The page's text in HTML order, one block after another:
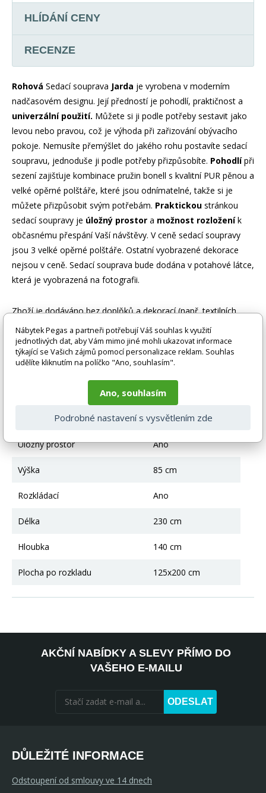
HLÍDÁNÍ CENY
RECENZE
Rohová Sedací souprava Jarda je vyrobena v moderním
nadčasovém designu. Její předností je pohodlí, praktičnost a
univerzální použití. Můžete si ji podle potřeby sestavit jako
levou nebo pravou, což je výhoda při zařizování obývacího
pokoje. Nemusíte přemýšlet do jakého rohu postavíte sedací
soupravu, jednoduše ji podle potřeby přizpůsobíte. Pohodlípři
sezení zajišťuje kombinace pružin bonell s kvalitní PUR pěnou a
velké opěrné polštáře, které jsou odnímatelné, takže si je
můžete přizpůsobit svým potřebám. Praktickou stránkou
sedací soupravy je úložný prostor a možnost rozloženík
občasnému přespání Vaší návštěvy. V ceně sedací soupravy
jsou 3 velké opěrné polštáře. Ostatní vyobrazené dekorace
nejsou v ceně. Sedací souprava bude dodána v potahové látce,
která je vyobrazená na fotografii.
Zboží je dodáváno bez doplňků a dekorací (např. textilních
Pokud není uvedeno jinak. Většinou je zboží dodáváno v
demontovaném stavu, dle charakteru zboží. Fotografie mohou
být i ilustrační a barva produktu nemusí odpovídat skutečnosti
vlivem nastavení monitoru a převodem do el. podoby. V
případě nejasností kontaktujte naše klientské centrum
pegas@nabytek-pegas.cz či volejte 777244446.
Technické parametry
Úložný prostor Ano
Výška 85 cm
Rozkládací Ano
Délka 230 cm
Hloubka 140 cm
Plocha po rozkladu 125x200 cm
AKČNÍ NABÍDKY A SLEVY PŘÍMO DO
VAŠEHO E-MAILU
ODESLAT
DŮLEŽITÉ INFORMACE
Odstoupení od smlouvy ve 14 dnech
Nábytek Pegas a partneři potřebují Váš souhlas k využití
jednotlivých dat, aby Vám mimo jiné mohli ukazovat informace
týkající se Vašich zájmů pomocí personalizace reklam. Souhlas
udělíte kliknutím na políčko "Ano, souhlasím".
Ano, souhlasím
Podrobné nastavení s vysvětlením zde